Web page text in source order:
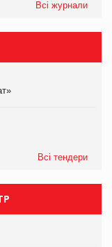
Всі журнали
Всі тендери